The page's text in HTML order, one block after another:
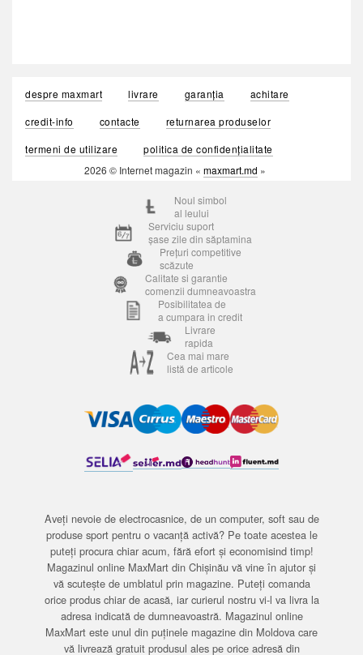
despre maxmart livrare garanția
achitare
credit-info
contacte
returnarea produselor
termeni de utilizare
politica de confidențialitate
2026 © Internet magazin « maxmart.md »
Noul simbol
al leului
Serviciu suport
șase zile din săptamina
Prețuri competitive
scăzute
Calitate si garantie
comenzii dumneavoastra
Posibilitatea de
a cumpara in credit
Livrare
rapida
Cea mai mare
listă de articole
Aveți nevoie de electrocasnice, de un computer, soft sau de
produse sport pentru o vacanță activă? Pe toate acestea le
puteți procura chiar acum, fără efort și economisind timp!
Magazinul online MaxMart din Chișinău vă vine în ajutor și
vă scutește de umblatul prin magazine. Puteți comanda
orice produs chiar de acasă, iar curierul nostru vi-l va livra la
adresa indicată de dumneavoastră. Magazinul online
MaxMart este unul din puținele magazine din Moldova care
vă livrează gratuit produsul ales pe orice adresă din